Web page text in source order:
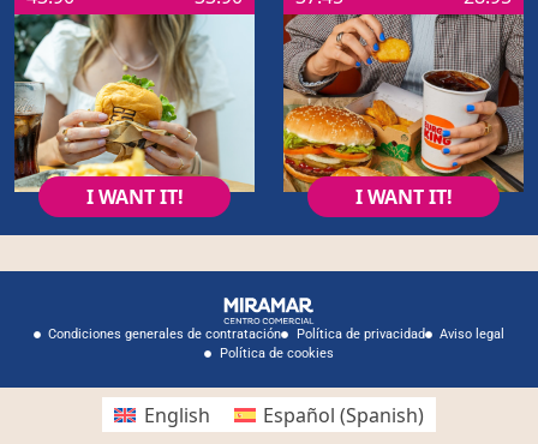
I WANT IT! I WANT IT!
Condiciones generales de contratación Política de privacidad
Aviso legal
Política de cookies
English Español (Spanish)